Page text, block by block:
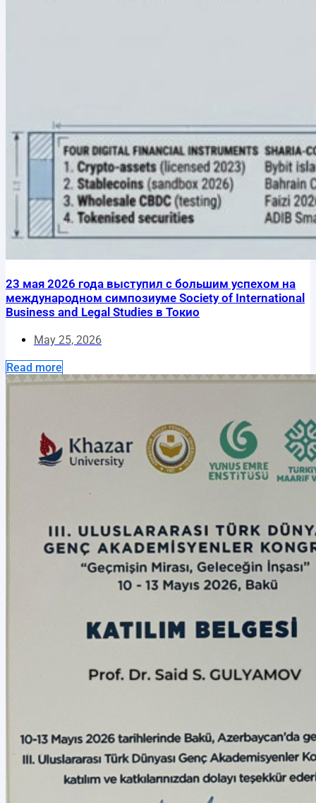
23 мая 2026 года выступил с большим успехом на
международном симпозиуме Society of International
Business and Legal Studies в Токио
May 25, 2026
Read more